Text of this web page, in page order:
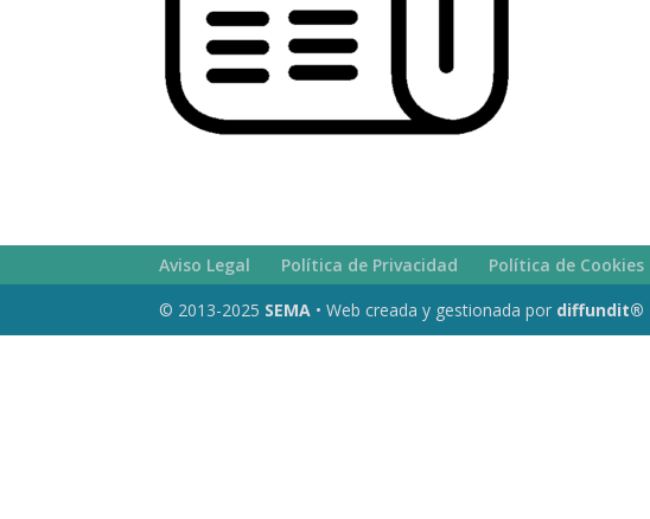
Aviso Legal Política de Privacidad
Política de Cookies
© 2013-2025 SEMA • Web creada y gestionada por diffundit®